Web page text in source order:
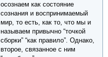
осознаем как состояние
сознания и воспринимаемый
мир, то есть, как то, что мы и
называем привычно “точкой
сборки” “как правило”. Однако,
второе, связанное с ним